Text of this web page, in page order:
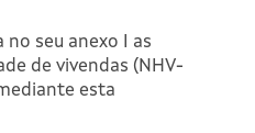
seu anexo I as
de vivendas (NHV-
esta